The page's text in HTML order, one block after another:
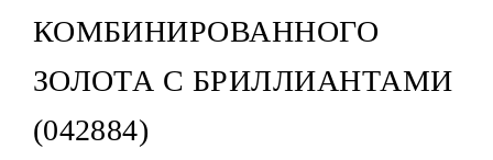
КОМБИНИРОВАННОГО
ЗОЛОТА С БРИЛЛИАНТАМИ
(042884)